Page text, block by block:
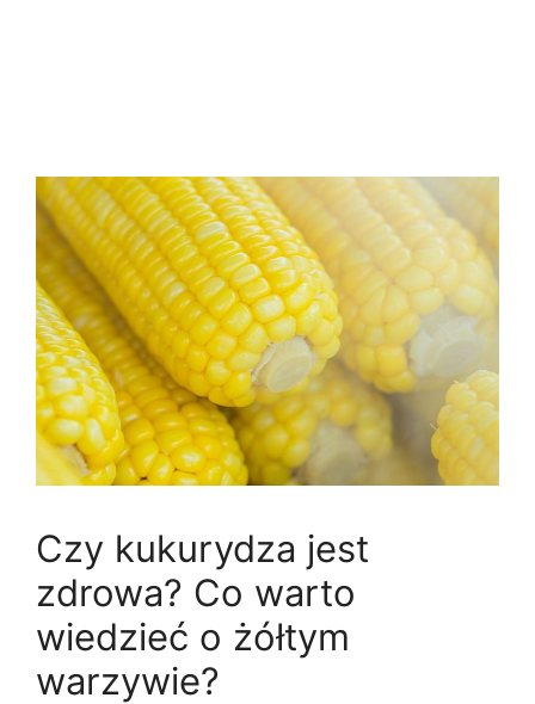
Czy kukurydza jest
zdrowa? Co warto
wiedzieć o żółtym
warzywie?